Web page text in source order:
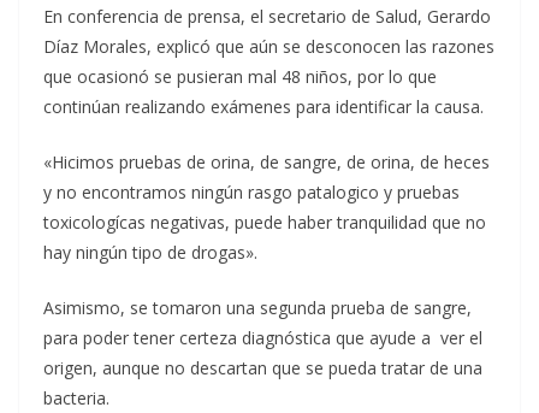
En conferencia de prensa, el secretario de Salud, Gerardo
Díaz Morales, explicó que aún se desconocen las razones
que ocasionó se pusieran mal 48 niños, por lo que
continúan realizando exámenes para identificar la causa.
«Hicimos pruebas de orina, de sangre, de orina, de heces
y no encontramos ningún rasgo patalogico y pruebas
toxicologícas negativas, puede haber tranquilidad que no
hay ningún tipo de drogas».
Asimismo, se tomaron una segunda prueba de sangre,
para poder tener certeza diagnóstica que ayude a ver el
origen, aunque no descartan que se pueda tratar de una
bacteria.